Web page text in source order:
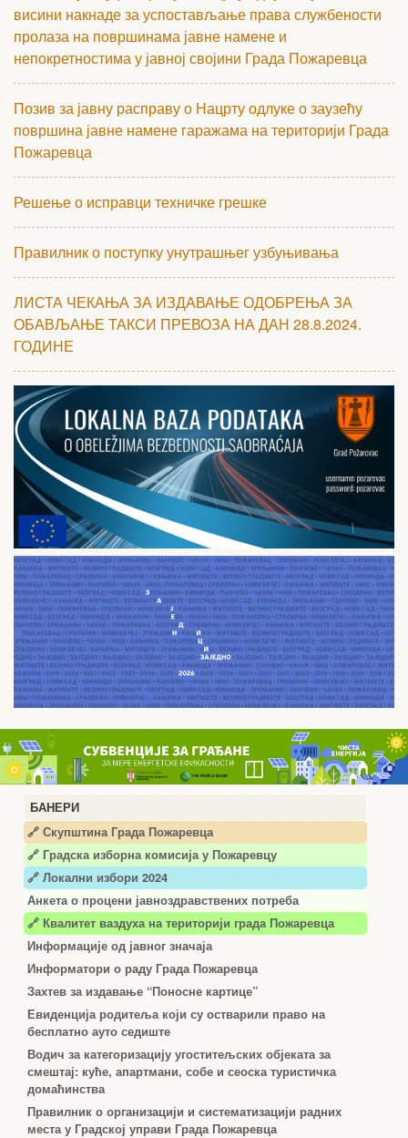
БАНЕРИ
🔗 Скупштина Града Пожаревца
🔗 Градска изборна комисија у Пожаревцу
🔗 Локални избори 2024
Анкета о процени јавноздравствених потреба
🔗 Квалитет ваздуха на територији града Пожаревца
Информације од јавног значаја
Информатори о раду Града Пожаревца
Захтев за издавање “Поносне картице”
Евиденција родитеља који су остварили право на
бесплатно ауто седиште
Водич за категоризацију угоститељских објеката за
смештај: куће, апартмани, собе и сеоска туристичка
домаћинства
Правилник о организацији и систематизацији радних
места у Градској управи Града Пожаревца
висини накнаде за успостављање права службености
пролаза на површинама јавне намене и
непокретностима у јавној својини Града Пожаревца
Позив за јавну расправу о Нацрту одлуке о заузећу
површина јавне намене гаражама на територији Града
Пожаревца
Решење о исправци техничке грешке
Правилник о поступку унутрашњег узбуњивања
ЛИСТА ЧЕКАЊА ЗА ИЗДАВАЊЕ ОДОБРЕЊА ЗА
ОБАВЉАЊЕ ТАКСИ ПРЕВОЗА НА ДАН 28.8.2024.
ГОДИНЕ